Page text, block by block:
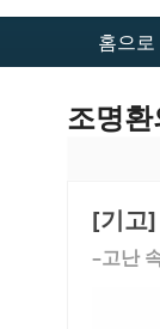
홈으로
조명
[기고
–고난